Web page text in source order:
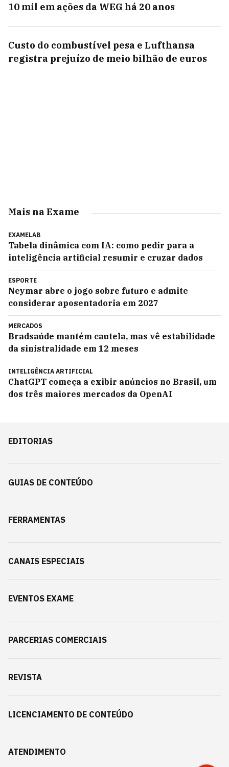
10 mil em ações da WEG há 20 anos
Custo do combustível pesa e Lufthansa
registra prejuízo de meio bilhão de euros
Mais na Exame
EXAMELAB
Tabela dinâmica com IA: como pedir para a
inteligência artificial resumir e cruzar dados
ESPORTE
Neymar abre o jogo sobre futuro e admite
considerar aposentadoria em 2027
MERCADOS
Bradsaúde mantém cautela, mas vê estabilidade
da sinistralidade em 12 meses
INTELIGÊNCIA ARTIFICIAL
ChatGPT começa a exibir anúncios no Brasil, um
dos três maiores mercados da OpenAI
EDITORIAS
GUIAS DE CONTEÚDO
FERRAMENTAS
CANAIS ESPECIAIS
EVENTOS EXAME
PARCERIAS COMERCIAIS
REVISTA
LICENCIAMENTO DE CONTEÚDO
ATENDIMENTO